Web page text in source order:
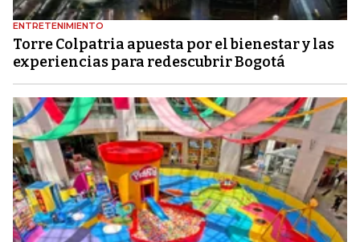
ENTRETENIMIENTO
Torre Colpatria apuesta por el bienestar y las
experiencias para redescubrir Bogotá